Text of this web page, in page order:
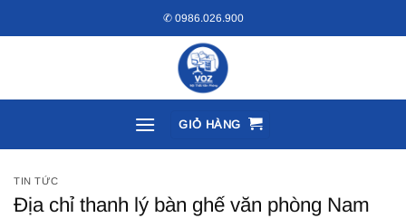
qua
✆ 0986.026.900
GIỎ HÀNG
TIN TỨC
Địa chỉ thanh lý bàn ghế văn phòng Nam